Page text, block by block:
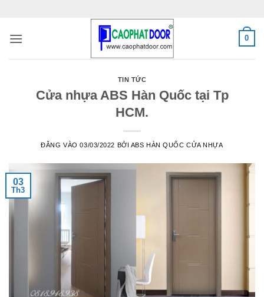
nội
0
TIN TỨC
Cửa nhựa ABS Hàn Quốc tại Tp
HCM.
ĐĂNG VÀO03/03/2022 BỞI ABS HÀN QUỐC CỬA NHỰA
03
Th3